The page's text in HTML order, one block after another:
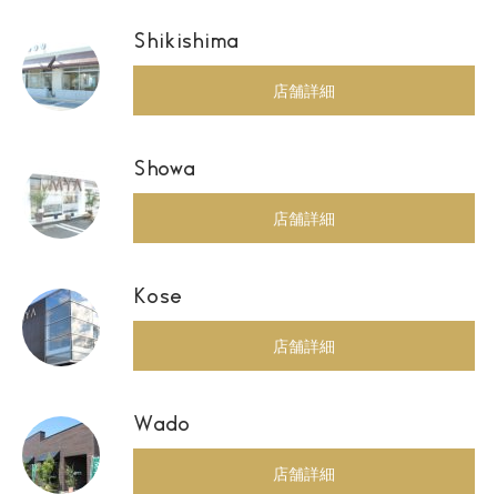
Shikishima
店舗詳細
Showa
店舗詳細
Kose
店舗詳細
Wado
店舗詳細